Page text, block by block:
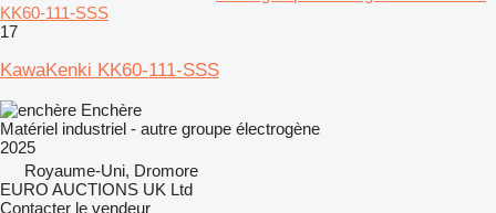
KK60-111-SSS
17
KawaKenki KK60-111-SSS
Enchère
Matériel industriel - autre groupe électrogène
2025
Royaume-Uni, Dromore
EURO AUCTIONS UK Ltd
Contacter le vendeur